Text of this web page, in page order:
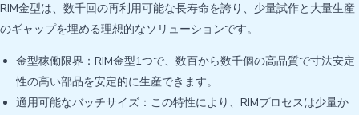
RIM金型は、数千回の再利用可能な長寿命を誇り、少量試作と大量生産
のギャップを埋める理想的なソリューションです。
金型稼働限界：RIM金型1つで、数百から数千個の高品質で寸法安定
性の高い部品を安定的に生産できます。
適用可能なバッチサイズ：この特性により、RIMプロセスは少量か